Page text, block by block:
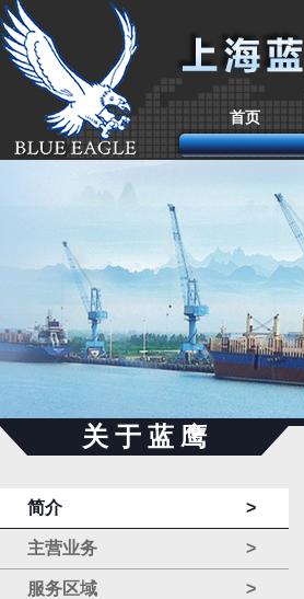
首页
关 于 蓝 鹰
简介 >
主营业务 >
服务区域 >